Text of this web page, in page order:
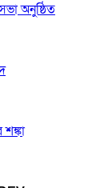
অনুষ্ঠিত